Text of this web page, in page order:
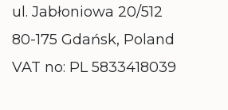
ul. Jabłoniowa 20/512
80-175 Gdańsk, Poland
VAT no: PL 5833418039